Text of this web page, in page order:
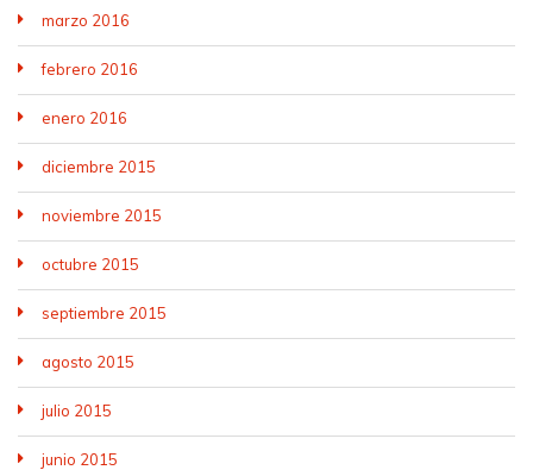
marzo 2016
febrero 2016
enero 2016
diciembre 2015
noviembre 2015
octubre 2015
septiembre 2015
agosto 2015
julio 2015
junio 2015